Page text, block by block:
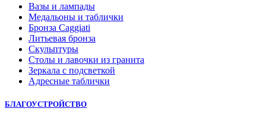
Вазы и лампады
Медальоны и таблички
Бронза Caggiati
Литьевая бронза
Скульптуры
Столы и лавочки из гранита
Зеркала с подсветкой
Адресные таблички
БЛАГОУСТРОЙСТВО